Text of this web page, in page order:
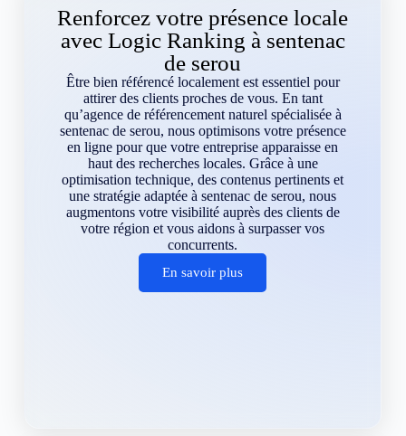
Renforcez votre présence locale
avec Logic Ranking à sentenac
de serou
Être bien référencé localement est essentiel pour
attirer des clients proches de vous. En tant
qu’agence de référencement naturel spécialisée à
sentenac de serou, nous optimisons votre présence
en ligne pour que votre entreprise apparaisse en
haut des recherches locales. Grâce à une
optimisation technique, des contenus pertinents et
une stratégie adaptée à sentenac de serou, nous
augmentons votre visibilité auprès des clients de
votre région et vous aidons à surpasser vos
concurrents.
En savoir plus